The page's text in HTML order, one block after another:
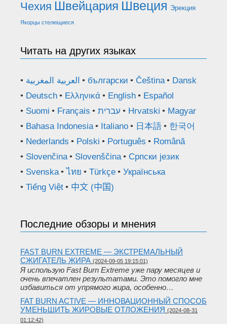
Чехия Швейцария Швеция Эрекция
Якорцы стелющиеся
Читать на других языках
العربية المغربية български Čeština
Dansk
Deutsch
Ελληνικά English
Español
Suomi
Français עברית Hrvatski
Magyar
Bahasa Indonesia
Italiano 日本語
한국어
Nederlands
Polski Português
Română
Slovenčina
Slovenščina
Српски језик
Svenska
ไทย Türkçe
Українська
Tiếng Việt
中文 (中国)
Последние обзоры и мнения
FAST BURN EXTREME — ЭКСТРЕМАЛЬНЫЙ
СЖИГАТЕЛЬ ЖИРА (2024-09-05 19:15:01)
Я использую Fast Burn Extreme уже пару месяцев и
очень впечатлен результатами. Это помогло мне
избавиться от упрямого жира, особенно…
FAT BURN ACTIVE — ИННОВАЦИОННЫЙ СПОСОБ
УМЕНЬШИТЬ ЖИРОВЫЕ ОТЛОЖЕНИЯ (2024-08-31
01:12:42)